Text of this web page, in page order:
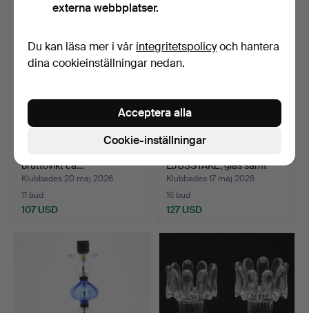
bruttovikt ca…
Klubbades 20 maj 2026
11 bud
107 USD
LJUSSTAKE, glas samt
smide, …
Klubbades 17 maj 2026
16 bud
127 USD
externa webbplatser.
Du kan läsa mer i vår integritetspolicyoch hantera
dina cookieinställningar nedan.
Cookie-inställningar
Acceptera alla